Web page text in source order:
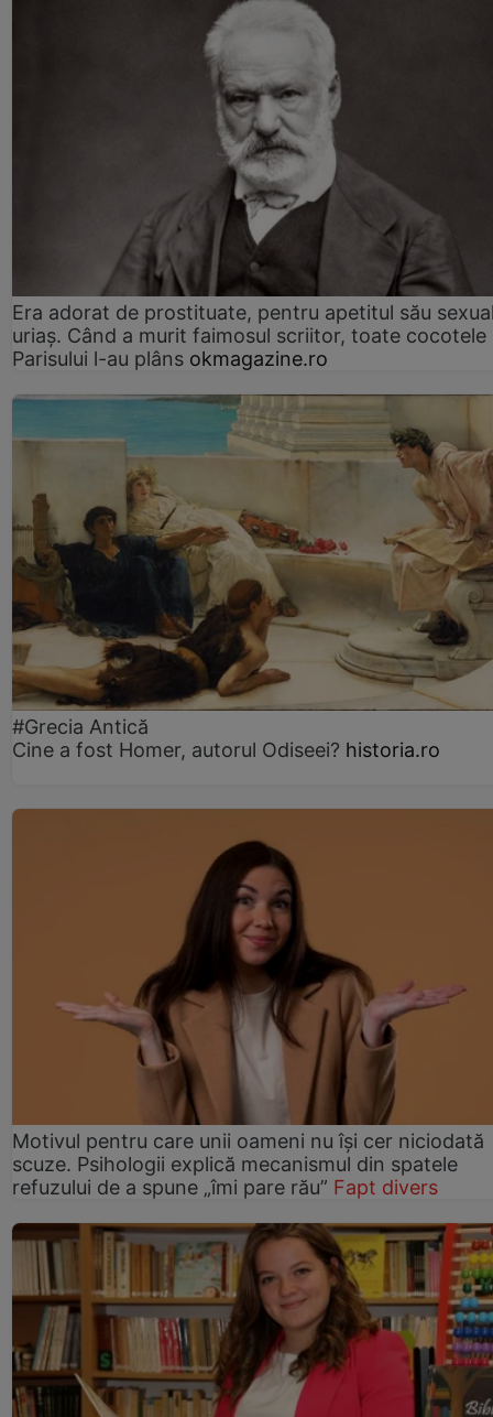
Era adorat de prostituate, pentru apetitul său
uriaș. Când a murit faimosul scriitor, toate cocotele
Parisului l-au plâns okmagazine.ro
#Grecia Antică
Cine a fost Homer, autorul Odiseei? historia.ro
Motivul pentru care unii oameni nu își cer niciodată
scuze. Psihologii explică mecanismul din spatele
refuzului de a spune „îmi pare rău” Fapt divers